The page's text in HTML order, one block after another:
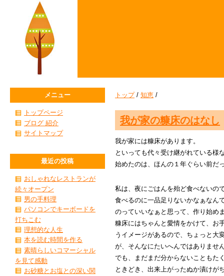
トップ/ 知恵 /
我が家の糠床のはなし
我が家には糠床があります。
といっても代々受け継がれている様
始めたのは、ほんの１年ぐらい前だ
私は、夜にごはんを殆ど食べないの
食べるのに一品足りないかなぁなん
のっていいなぁと思って、作り始め
糠床にはちゃんと愛情をかけて、お
うイメージがあるので、ちょっと大
が、そんなにたいへんではありませ
でも、まだまだ分からないこともた
ときどき、出来上がったぬか漬けが
メニュー
トップページ
ブログ 紹介
サイトマップ
最近の投稿
おしゃれなレストランが
続々オープン
男の手料理
パソコンでキーボードを
打ちこむ
理想的な人生
本を読む時間を作る
素晴らしいコマーシャル
を見て感動
お砂糖とお塩との深い関